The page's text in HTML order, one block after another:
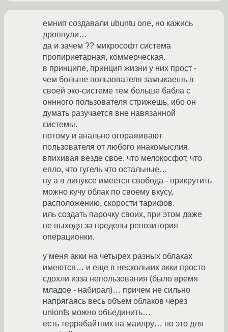
емнип создавали ubuntu one, но кажись
дропнули…
да и зачем ?? микрософт система
пропириетарная, коммерческая.
в принципе, принцип жизни у них прост -
чем больше пользователя замыкаешь в
своей эко-системе тем больше бабла с
оннного пользователя стрижешь, ибо он
думать разучается вне навязанной
системы.
потому и анально огораживают
пользователя от любого инакомыслия.
впихивая везде свое. что мелокосфот, что
епло, что гугель что остальные…
ну а в линуксе имеется свобода - прикрутить
можно кучу облак по своему вкусу,
расположению, скорости тарифов.
иль создать парочку своих, при этом даже
не выходя за пределы репозитория
операционки.
у меня акки на четырех разных облаках
имеются… и еще в нескольких акки просто
сдохли изза непользования (было время
младое - набирал)… причем не сильно
напрягаясь весь объем облаков через
unionfs можно объединить…
есть террабайтник на маилру… но это для